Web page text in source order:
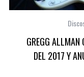
GREGG ALLMAN
DEL 2017 Y